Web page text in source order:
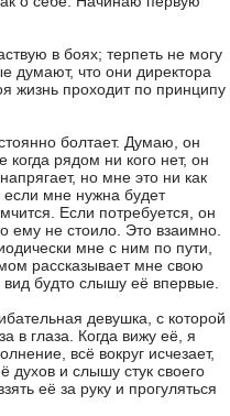
в боях; терпеть не могу
думают, что они директора
жизнь проходит по принципу
болтает. Думаю, он
когда рядом ни кого нет, он
но мне это ни как
мне нужна будет
Если потребуется, он
ему не стоило. Это взаимно.
мне с ним по пути,
рассказывает мне свою
будто слышу её впервые.
девушка, с которой
в глаза. Когда вижу её, я
всё вокруг исчезает,
духов и слышу стук своего
её за руку и прогуляться